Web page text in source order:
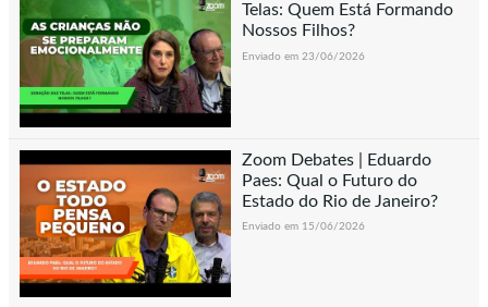
Telas: Quem Está Formando
Nossos Filhos?
Enviado em 23/06/2026
Zoom Debates | Eduardo
Paes: Qual o Futuro do
Estado do Rio de Janeiro?
Enviado em 15/06/2026